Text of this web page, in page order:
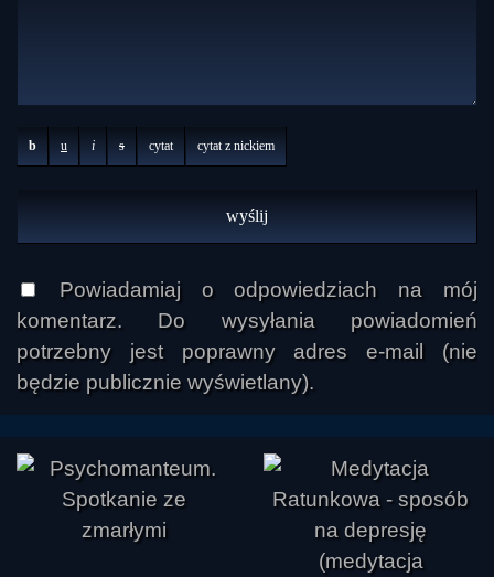
b u i s cytat cytat z nickiem
Powiadamiaj o odpowiedziach na mój
komentarz. Do wysyłania powiadomień
potrzebny jest poprawny adres e-mail (nie
będzie publicznie wyświetlany).